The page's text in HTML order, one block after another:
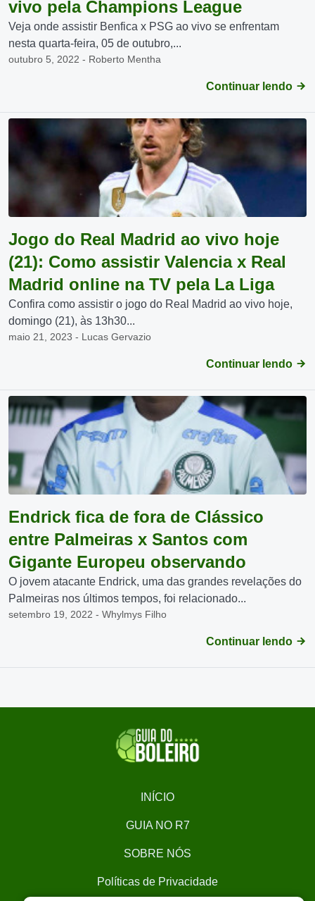
vivo pela Champions League
Veja onde assistir Benfica x PSG ao vivo se enfrentam
nesta quarta-feira, 05 de outubro,...
outubro 5, 2022 - Roberto Mentha
Continuar lendo
Jogo do Real Madrid ao vivo hoje
(21): Como assistir Valencia x Real
Madrid online na TV pela La Liga
Confira como assistir o jogo do Real Madrid ao vivo hoje,
domingo (21), às 13h30...
maio 21, 2023 - Lucas Gervazio
Continuar lendo
Endrick fica de fora de Clássico
entre Palmeiras x Santos com
Gigante Europeu observando
O jovem atacante Endrick, uma das grandes revelações do
Palmeiras nos últimos tempos, foi relacionado...
setembro 19, 2022 - Whylmys Filho
Continuar lendo
INÍCIO
GUIA NO R7
SOBRE NÓS
Políticas de Privacidade